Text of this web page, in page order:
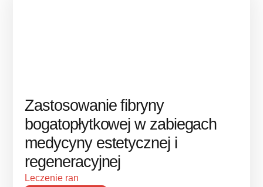
Zastosowanie fibryny
bogatopłytkowej w zabiegach
medycyny estetycznej i
regeneracyjnej
Leczenie ran